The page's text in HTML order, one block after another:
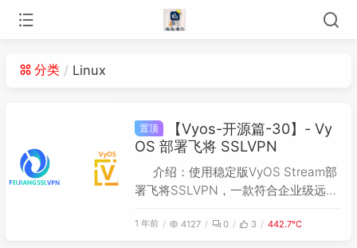
分类 Linux
置顶
【Vyos-开源篇-30】- Vy
OS 部署飞将 SSLVPN
介绍：使用稳定版VyOS Stream部
署飞将SSLVPN，一款符合企业级远程
1 年前 4127 0 3 442.7℃